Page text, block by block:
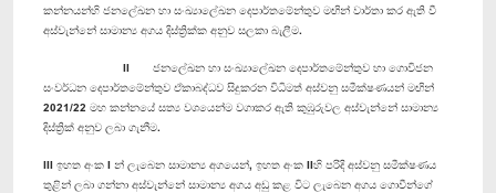
කන්නයන්හි ජනලේඛන හා සංඛ්‍යාලේඛන දෙපාර්තමේන්තුව මඟින් වාර්තා කර ඇති වී
අස්වැන්නේ සාමාන්‍ය අගය දිස්ත්‍රික්ක අනුව සලකා බැලීම.
II ජනලේඛන හා සංඛ්‍යාලේඛන දෙපාර්තමේන්තුව හා ගොවිජන
සංවර්ධන දෙපාර්තමේන්තුව ඒකාබද්ධව සිදුකරන විධිමත් අස්වනු සමීක්ෂණයන් මඟින්
2021/22 මහ කන්නයේ සත්‍ය වශයෙන්ම වගාකර ඇති කුඹුරුවල අස්වැන්නේ සාමාන්‍ය
දිස්ත්‍රික් අනුව ලබා ගැනීම.
III ඉහත අංක I න් ලැබෙන සාමාන්‍ය අගයෙන්, ඉහත අංක IIහි පරිදි අස්වනු සමීක්ෂණය
තුළින් ලබා ගන්නා අස්වැන්නේ සාමාන්‍ය අගය අඩු කළ විට ලැබෙන අගය ගොවීන්ගේ